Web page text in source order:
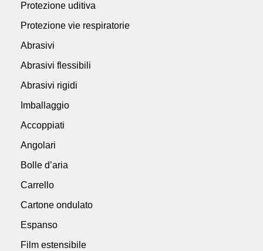
Protezione uditiva
Protezione vie respiratorie
Abrasivi
Abrasivi flessibili
Abrasivi rigidi
Imballaggio
Accoppiati
Angolari
Bolle d’aria
Carrello
Cartone ondulato
Espanso
Film estensibile